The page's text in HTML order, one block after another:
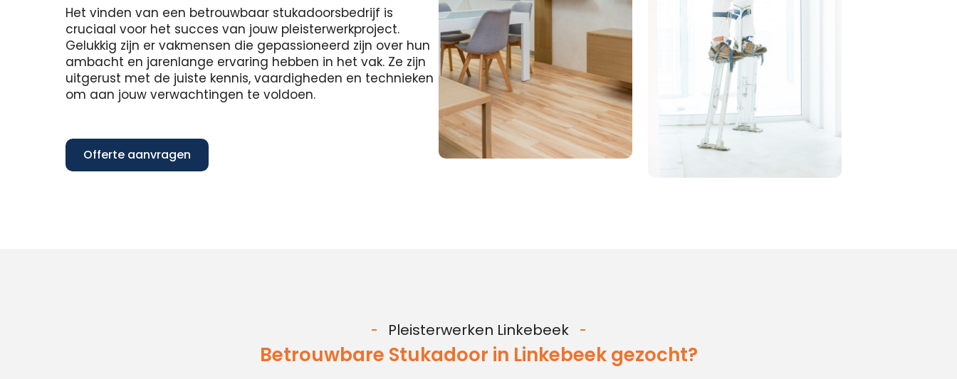
Het vinden van een betrouwbaar stukadoorsbedrijf is
cruciaal voor het succes van jouw pleisterwerkproject.
Gelukkig zijn er vakmensen die gepassioneerd zijn over hun
ambacht en jarenlange ervaring hebben in het vak. Ze zijn
uitgerust met de juiste kennis, vaardigheden en technieken
om aan jouw verwachtingen te voldoen.
Offerte aanvragen
Pleisterwerken Linkebeek
Betrouwbare Stukadoor in Linkebeek gezocht?